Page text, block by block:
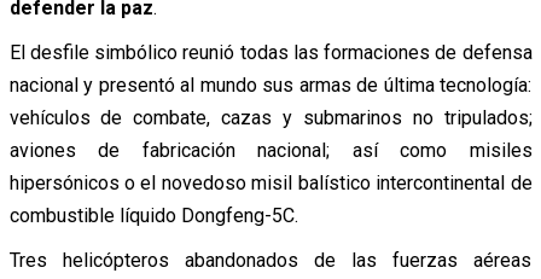
defender la paz.
El desfile simbólico reunió todas las formaciones de defensa
nacional y presentó al mundo sus armas de última tecnología:
vehículos de combate, cazas y submarinos no tripulados;
aviones de fabricación nacional; así como misiles
hipersónicos o el novedoso misil balístico intercontinental de
combustible líquido Dongfeng-5C.
Tres helicópteros abandonados de las fuerzas aéreas